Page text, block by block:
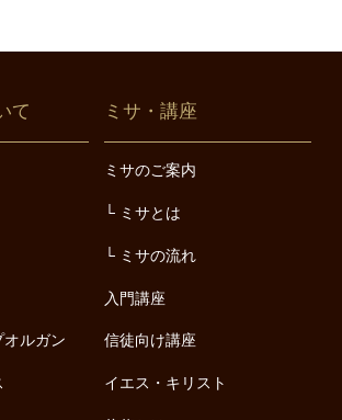
て
ルガン
ミサ・講座
ミサのご案内
ミサとは
ミサの流れ
入門講座
信徒向け講座
イエス・キリスト